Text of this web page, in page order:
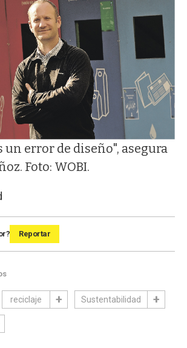
un error de diseño", asegura
Foto: WOBI.
Reportar
reciclaje Sustentabilidad